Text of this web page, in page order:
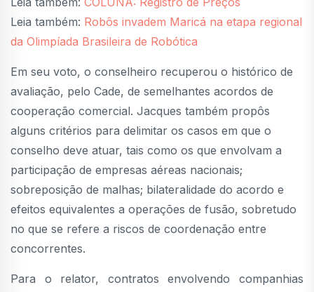
Leia também: Robôs invadem Maricá na etapa regional
da Olimpíada Brasileira de Robótica
Em seu voto, o conselheiro recuperou o histórico de
avaliação, pelo Cade, de semelhantes acordos de
cooperação comercial. Jacques também propôs
alguns critérios para delimitar os casos em que o
conselho deve atuar, tais como os que envolvam a
participação de empresas aéreas nacionais;
sobreposição de malhas; bilateralidade do acordo e
efeitos equivalentes a operações de fusão, sobretudo
no que se refere a riscos de coordenação entre
concorrentes.
Para o relator, contratos envolvendo companhias